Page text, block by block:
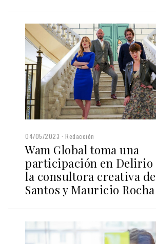
04/05/2023 Redacción
Wam Global toma una
participación en Delirio
la consultora creativa
Santos y Mauricio Rocha